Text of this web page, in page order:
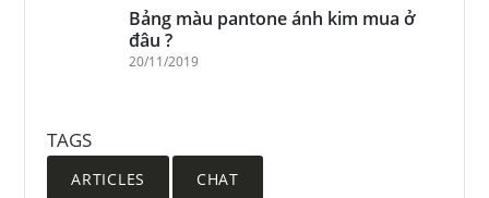
Bảng màu pantone ánh kim mua ở
đâu ?
20/11/2019
TAGS
ARTICLES CHAT